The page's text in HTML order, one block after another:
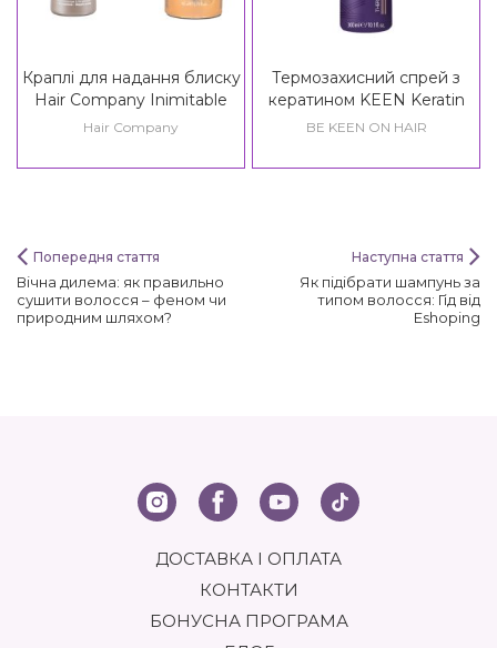
Краплі для надання блиску
Hair Company Inimitable
Style Illuminating Drops /
Have Light Drops
Hair Company
Термозахисний спрей з
кератином KEEN Keratin
Thermo Protection Spray
BE KEEN ON HAIR
Попередня стаття
Вічна дилема: як правильно
сушити волосся – феном чи
природним шляхом?
Наступна стаття
Як підібрати шампунь за
типом волосся: Гід від
Eshoping
ДОСТАВКА І ОПЛАТА
КОНТАКТИ
БОНУСНА ПРОГРАМА